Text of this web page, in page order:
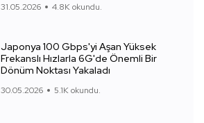
31.05.2026 4.8K okundu.
Japonya 100 Gbps'yi Aşan Yüksek
Frekanslı Hızlarla 6G'de Önemli Bir
Dönüm Noktası Yakaladı
30.05.2026 5.1K okundu.